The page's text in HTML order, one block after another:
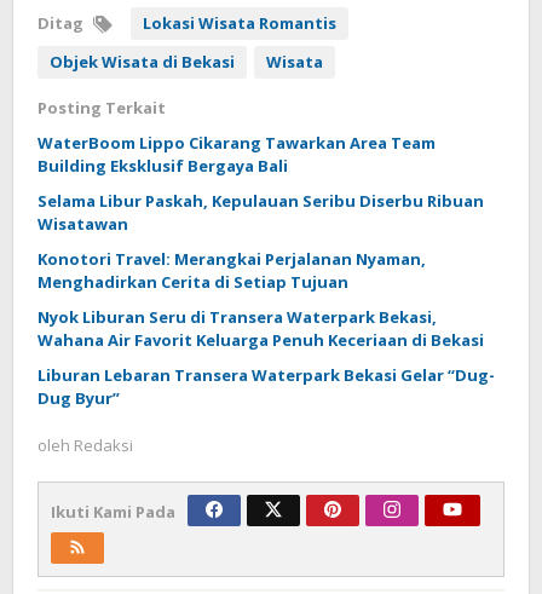
Ditag
Lokasi Wisata Romantis
Objek Wisata di Bekasi
Wisata
Posting Terkait
WaterBoom Lippo Cikarang Tawarkan Area Team
Building Eksklusif Bergaya Bali
Selama Libur Paskah, Kepulauan Seribu Diserbu Ribuan
Wisatawan
Konotori Travel: Merangkai Perjalanan Nyaman,
Menghadirkan Cerita di Setiap Tujuan
Nyok Liburan Seru di Transera Waterpark Bekasi,
Wahana Air Favorit Keluarga Penuh Keceriaan di Bekasi
Liburan Lebaran Transera Waterpark Bekasi Gelar “Dug-
Dug Byur”
oleh Redaksi
Ikuti Kami Pada